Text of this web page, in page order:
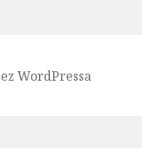
WordPressa